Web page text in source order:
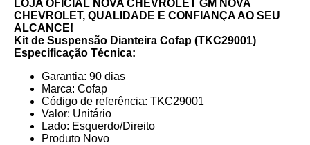
LOJA OFICIAL NOVA CHEVROLET GM NOVA
CHEVROLET, QUALIDADE E CONFIANÇA AO SEU
ALCANCE!
Kit de Suspensão Dianteira Cofap (TKC29001)
Especificação Técnica:
Garantia: 90 dias
Marca: Cofap
Código de referência: TKC29001
Valor: Unitário
Lado: Esquerdo/Direito
Produto Novo